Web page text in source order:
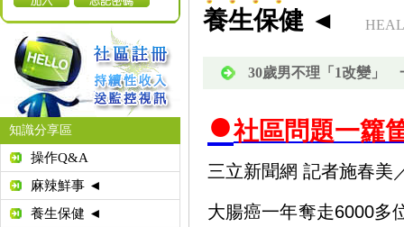
知識分享區
操作Q&A
麻辣鮮事 ◄
養生保健 ◄
養生保健 ◄
30歲男不理「1改變」
●社區問題一籮
三立新聞網 記者施春美
大腸癌一年奪走6000多